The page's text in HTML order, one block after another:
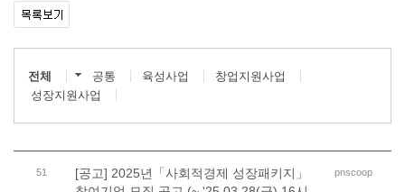
전체 공통 육성사업
창업지원사업
성장지원사업
51
[공고] 2025년「사회적경제 성장패키지」
pnscoop